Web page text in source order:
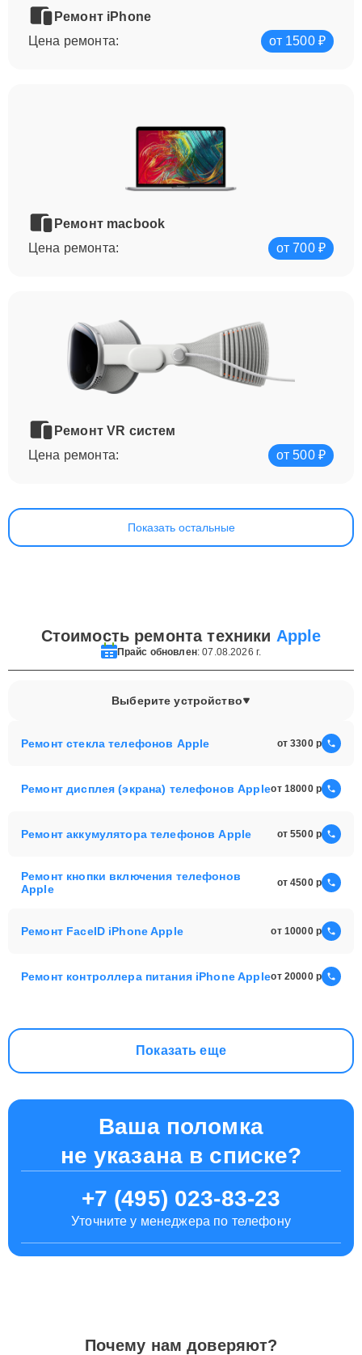
Ремонт iPhone
Цена ремонта:
от 1500 ₽
Ремонт macbook
Цена ремонта:
от 700 ₽
Ремонт VR систем
Цена ремонта:
от 500 ₽
Показать остальные
Стоимость ремонта техники Apple
Прайс обновлен: 07.08.2026 г.
Выберите устройство
Ремонт стекла телефонов Apple от 3300
Ремонт дисплея (экрана) телефонов Appleот 18000
Ремонт аккумулятора телефонов Apple от 5500
Ремонт кнопки включения телефонов
Apple
от 4500
Ремонт FaceID iPhone Apple от 10000
Ремонт контроллера питания iPhone Appleот 20000
Показать еще
Ваша поломка
не указана в списке?
+7 (495) 023-83-23
Уточните у менеджера по телефону
Почему нам доверяют?